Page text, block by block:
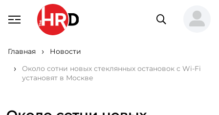
Главная
Новости
Около сотни новых стеклянных остановок с Wi-Fi
установят в Москве